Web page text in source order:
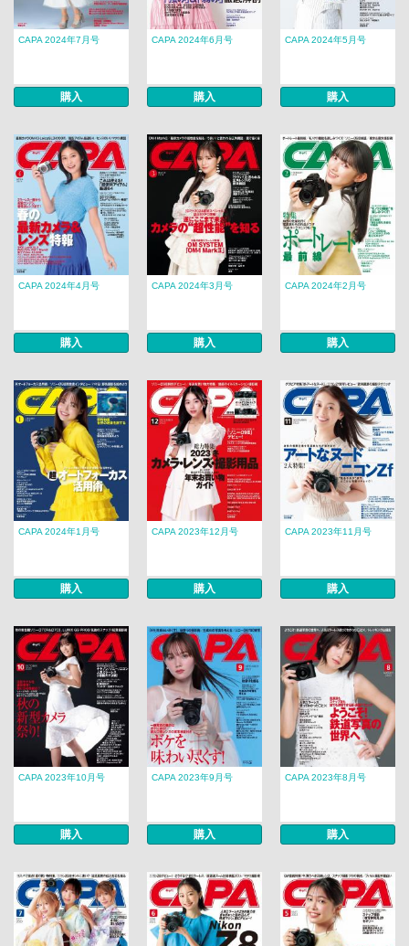
CAPA 2024年7月号
購入
CAPA 2024年6月号
購入
CAPA 2024年5月号
購入
CAPA 2024年4月号
購入
CAPA 2024年3月号
購入
CAPA 2024年2月号
購入
CAPA 2024年1月号
購入
CAPA 2023年12月号
購入
CAPA 2023年11月号
購入
CAPA 2023年10月号
購入
CAPA 2023年9月号
購入
CAPA 2023年8月号
購入